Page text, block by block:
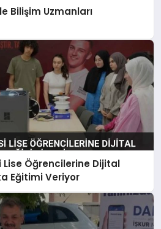
Bilişim Uzmanları
Öğrencilerine Dijital
Eğitimi Veriyor